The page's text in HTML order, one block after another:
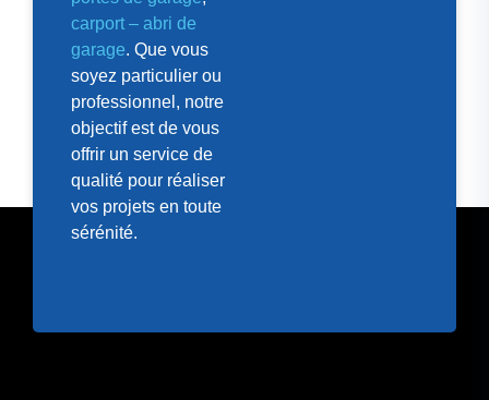
carport – abri de
garage. Que vous
soyez particulier ou
professionnel, notre
objectif est de vous
offrir un service de
qualité pour réaliser
vos projets en toute
sérénité.